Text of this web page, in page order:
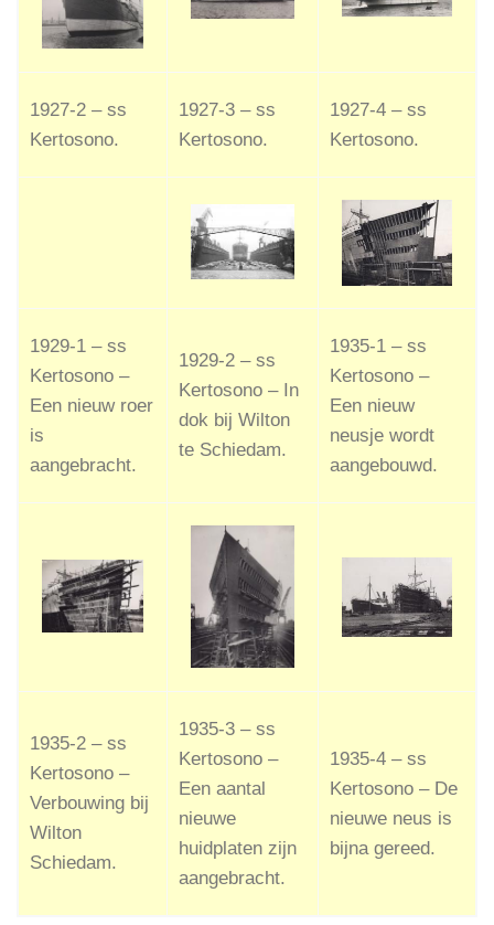
1927-2 – ss
Kertosono.
1927-3 – ss
Kertosono.
1927-4 – ss
Kertosono.
1929-1 – ss
Kertosono –
Een nieuw roer
is
aangebracht.
1929-2 – ss
Kertosono – In
dok bij Wilton
te Schiedam.
1935-1 – ss
Kertosono –
Een nieuw
neusje wordt
aangebouwd.
1935-2 – ss
Kertosono –
Verbouwing bij
Wilton
Schiedam.
1935-3 – ss
Kertosono –
Een aantal
nieuwe
huidplaten zijn
aangebracht.
1935-4 – ss
Kertosono – De
nieuwe neus is
bijna gereed.